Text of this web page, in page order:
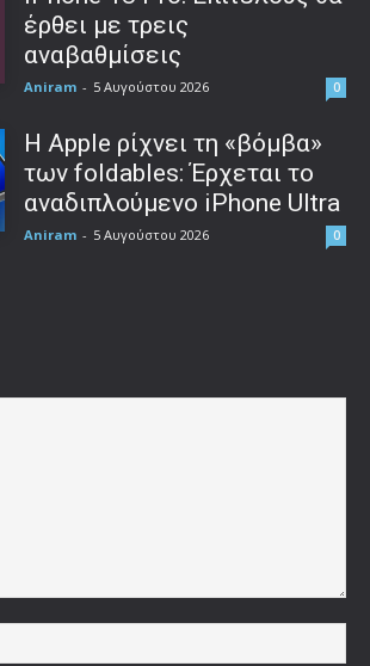
έρθει με τρεις
αναβαθμίσεις
Aniram - 5 Αυγούστου 2026 0
Η Apple ρίχνει τη «βόμβα»
των foldables: Έρχεται το
αναδιπλούμενο iPhone Ultra
Aniram - 5 Αυγούστου 2026 0